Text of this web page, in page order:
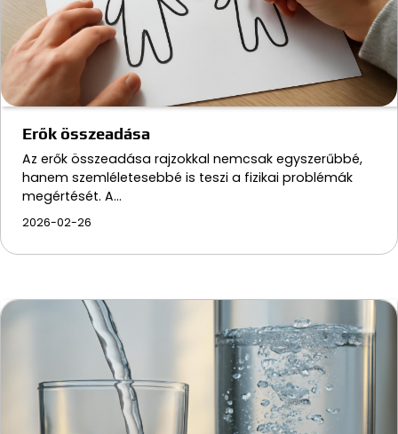
Erők összeadása
Az erők összeadása rajzokkal nemcsak egyszerűbbé,
hanem szemléletesebbé is teszi a fizikai problémák
megértését. A…
2026-02-26